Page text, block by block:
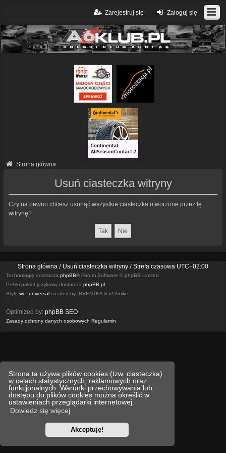
Strona ta używa plików cookies (tzw. ciasteczka)
w celach statystycznych, reklamowych oraz
funkcjonalnych. Warunki przechowywania lub
dostępu do plików cookies można określić w
ustawieniach przeglądarki internetowej.
Dowiedz się więcej
Akceptuję!
Zaloguj się
Zarejestruj się
Strona główna
Usuń ciasteczka witryny
Czy na pewno chcesz usunąć wszystkie ciasteczka utworzone przez tę
witrynę?
Strona główna Usuń ciasteczka witryny Strefa czasowa UTC+02:00
Technologię dostarcza phpBB® Forum Software © phpBB Limited
Polski pakiet językowy dostarcza phpBB.pl
Style we_universal created by INVENTEA & v12mike
Optimized by: phpBB SEO
Zasady ochrony danych osobowych Regulamin